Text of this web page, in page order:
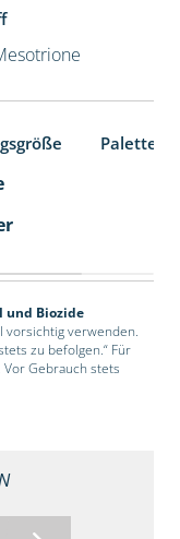
und Biozide
vorsichtig verwenden.
zu befolgen.“ Für
Gebrauch stets